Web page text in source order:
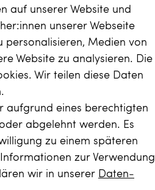
Sommer in der
Provence
auf unserer Website und
unserer Webseite
personalisieren, Medien von
Website zu analysieren. Die
Wir teilen diese Daten
aufgrund eines berechtigten
abgelehnt werden. Es
zu einem späteren
zur Verwendung
wir in unserer Daten­